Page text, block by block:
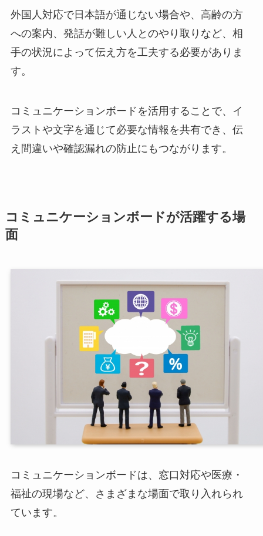
外国人対応で日本語が通じない場合や、高齢の方
への案内、発話が難しい人とのやり取りなど、相
手の状況によって伝え方を工夫する必要がありま
す。
コミュニケーションボードを活用することで、イ
ラストや文字を通じて必要な情報を共有でき、伝
え間違いや確認漏れの防止にもつながります。
コミュニケーションボードが活躍する場
面
コミュニケーションボードは、窓口対応や医療・
福祉の現場など、さまざまな場面で取り入れられ
ています。